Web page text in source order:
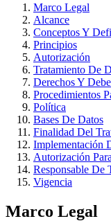
Marco Legal
Alcance
Conceptos Y
Principios
Autorización
Tratamiento De
Derechos Y
Procedimientos
Política
Bases De Datos
Finalidad Del
Implementación
Autorización
Responsable De
Vigencia
Marco Legal